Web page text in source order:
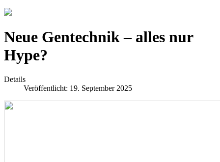
Neue Gentechnik – alles nur
Hype?
Details
Veröffentlicht: 19. September 2025